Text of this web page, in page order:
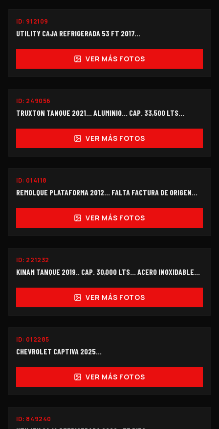
ID: 912109
UTILITY CAJA REFRIGERADA 53 FT 2017...
VER MÁS FOTOS
ID: 249056
TRUXTON TANQUE 2021... ALUMINIO... CAP. 33,500 LTS...
VER MÁS FOTOS
ID: 014118
REMOLQUE PLATAFORMA 2012... FALTA FACTURA DE ORIGEN...
VER MÁS FOTOS
ID: 221232
KINAM TANQUE 2019.. CAP. 30,000 LTS... ACERO INOXIDABLE...
VER MÁS FOTOS
ID: 012285
CHEVROLET CAPTIVA 2025...
VER MÁS FOTOS
ID: 849240